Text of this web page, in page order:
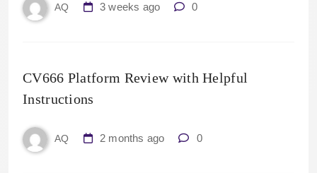
AQ 3 weeks ago 0
CV666 Platform Review with Helpful
Instructions
AQ 2 months ago 0